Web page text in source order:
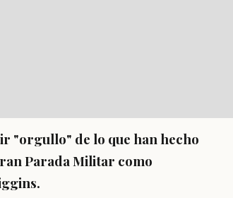
"orgullo" de lo que han hecho
Parada Militar como